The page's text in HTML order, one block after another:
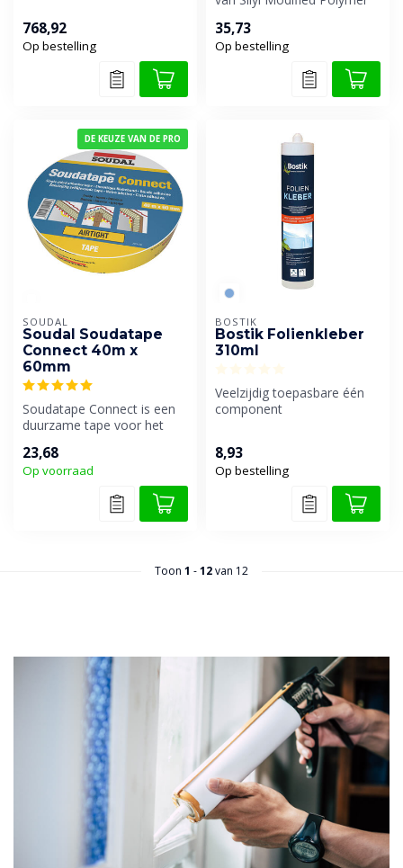
768,92
Op bestelling
35,73
Op bestelling
DE KEUZE VAN DE PRO
SOUDAL
Soudal Soudatape
Connect 40m x
60mm
Soudatape Connect is een
duurzame tape voor het
van...
23,68
Op voorraad
BOSTIK
Bostik Folienkleber
310ml
Veelzijdig toepasbare één
component
8,93
Op bestelling
Toon 1 -12van 12